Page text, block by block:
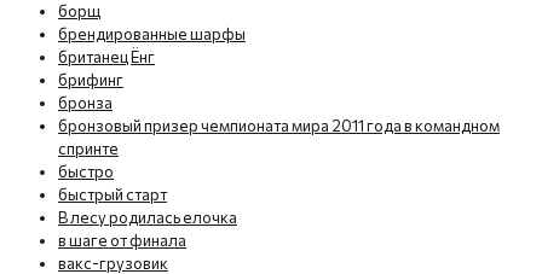
борщ
брендированные шарфы
британец Ёнг
брифинг
бронза
бронзовый призер чемпионата мира 2011 года в командном
спринте
быстро
быстрый старт
В лесу родилась елочка
в шаге от финала
вакс-грузовик